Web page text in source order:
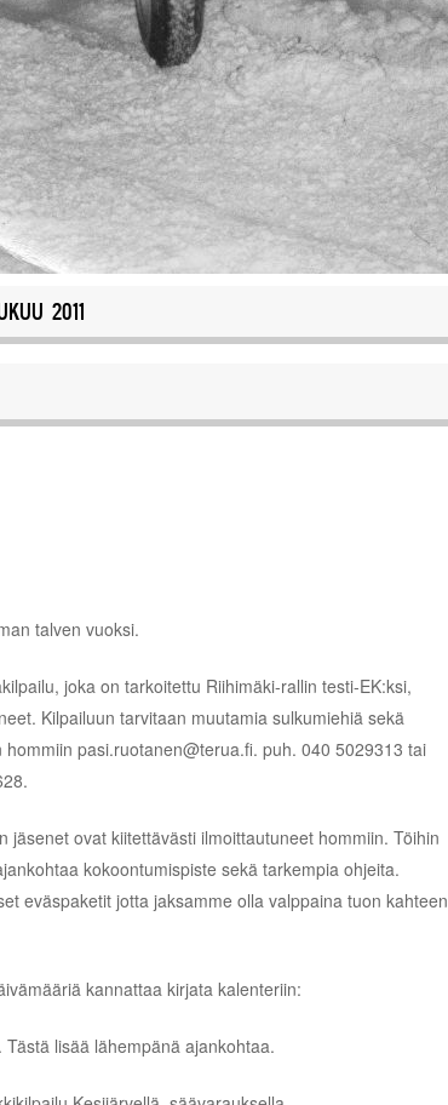
2011
talven vuoksi.
joka on tarkoitettu Riihimäki-rallin testi-EK:ksi,
Kilpailuun tarvitaan muutamia sulkumiehiä sekä
pasi.ruotanen@terua.fi. puh. 040 5029313 tai
jäsenet ovat kiitettävästi ilmoittautuneet hommiin. Töihin
kokoontumispiste sekä tarkempia ohjeita.
eväspaketit jotta jaksamme olla valppaina tuon kahteen
kannattaa kirjata kalenteriin:
lisää lähempänä ajankohtaa.